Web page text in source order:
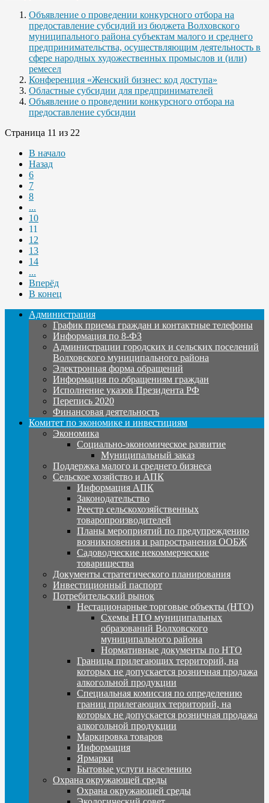
Объявление о проведении конкурсного отбора на
предоставление субсидий из бюджета Волховского
муниципального района субъектам малого и среднего
предпринимательства, осуществляющим деятельность в
сфере народных художественных промыслов и (или)
ремесел
Конференция «Женский бизнес: код доступа»
Областные субсидии для предпринимателей
Объявление о проведении конкурсного отбора на
предоставление субсидии
Страница 11 из 22
В начало
Назад
6
7
8
...
10
11
12
13
14
...
Вперёд
В конец
Администрация
График приема граждан и контактные телефоны
Информация по 8-ФЗ
Администрации городских и сельских поселений
Волховского муниципального района
Электронная форма обращений
Информация по обращениям граждан
Исполнение указов Президента РФ
Перепись 2020
Финансовая деятельность
Комитет по экономике и инвестициям
Экономика
Социально-экономическое развитие
Муниципальный заказ
Поддержка малого и среднего бизнеса
Сельское хозяйство и АПК
Информация АПК
Законодательство
Реестр сельскохозяйственных
товаропроизводителей
Планы мероприятий по предупреждению
возникновения и рапространения ООБЖ
Садоводческие некоммерческие
товарищества
Документы стратегического планирования
Инвестиционный паспорт
Потребительский рынок
Нестационарные торговые объекты (НТО)
Схемы НТО муниципальных
образований Волховского
муниципального района
Нормативные документы по НТО
Границы прилегающих территорий, на
которых не допускается розничная продажа
алкогольной продукции
Специальная комиссия по определению
границ прилегающих территорий, на
которых не допускается розничная продажа
алкогольной продукции
Маркировка товаров
Информация
Ярмарки
Бытовые услуги населению
Охрана окружающей среды
Охрана окружающей среды